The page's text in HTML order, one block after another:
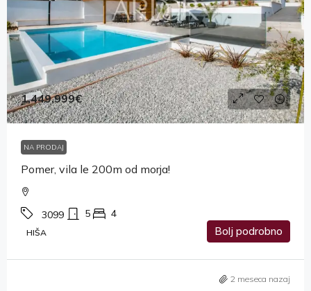
1,449,999€
NA PRODAJ
Pomer, vila le 200m od morja!
3099 5 4
HIŠA Bolj podrobno
2 meseca nazaj